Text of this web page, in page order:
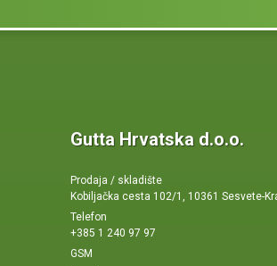
Gutta Hrvatska d.o.o.
Prodaja / skladište
Kobiljačka cesta 102/1, 10361 Sesvete-
Telefon
+385 1 240 97 97
GSM